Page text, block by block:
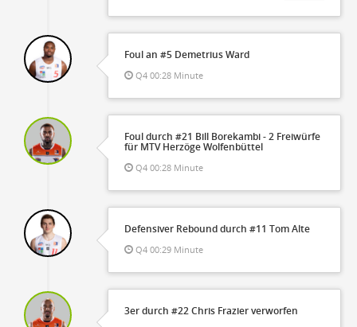
Foul an #5 Demetrius Ward
Q4 00:28 Minute
Foul durch #21 Bill Borekambi - 2 Freiwürfe
für MTV Herzöge Wolfenbüttel
Q4 00:28 Minute
Defensiver Rebound durch #11 Tom Alte
Q4 00:29 Minute
3er durch #22 Chris Frazier verworfen